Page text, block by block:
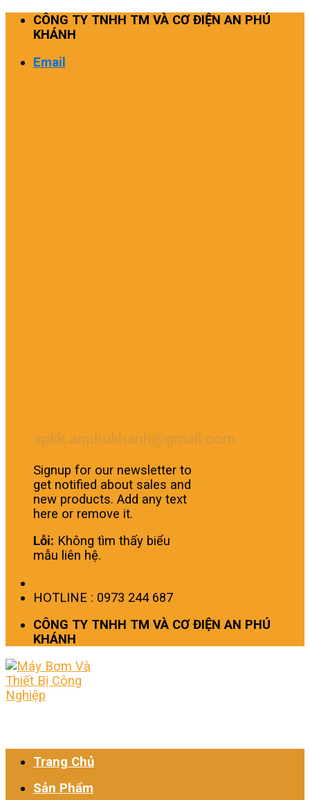
Skip
CÔNG TY TNHH TM VÀ CƠ ĐIỆN AN PHÚ
KHÁNH
Email
Signup for our newsletter to
get notified about sales and
new products. Add any text
here or remove it.
Lỗi: Không tìm thấy biểu
mẫu liên hệ.
HOTLINE : 0973 244 687
CÔNG TY TNHH TM VÀ CƠ ĐIỆN AN PHÚ
KHÁNH
Trang Chủ
Sản Phẩm